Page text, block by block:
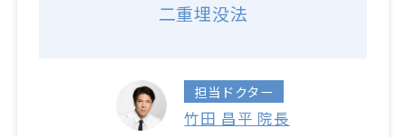
二重埋没法
担当ドクター
竹田 昌平 院長